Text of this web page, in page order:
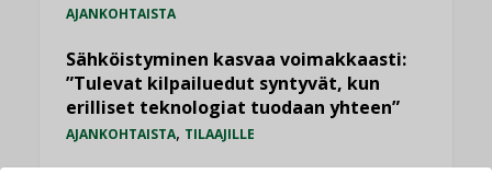
AJANKOHTAISTA
Sähköistyminen kasvaa voimakkaasti:
”Tulevat kilpailuedut syntyvät, kun
erilliset teknologiat tuodaan yhteen”
AJANKOHTAISTA, TILAAJILLE